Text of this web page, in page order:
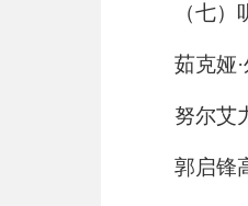
（七）
茹克娅
努尔艾
郭启锋